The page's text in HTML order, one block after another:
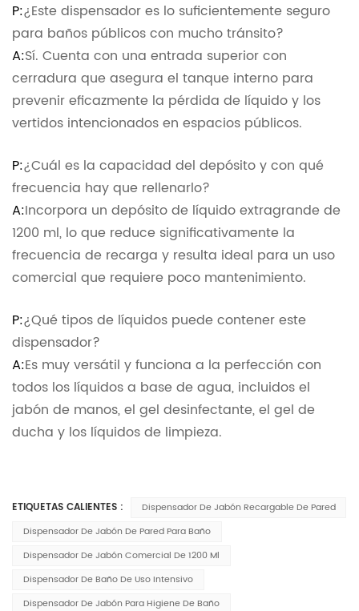
P:¿Este dispensador es lo suficientemente seguro
para baños públicos con mucho tránsito?
A:Sí. Cuenta con una entrada superior con
cerradura que asegura el tanque interno para
prevenir eficazmente la pérdida de líquido y los
vertidos intencionados en espacios públicos.
P:¿Cuál es la capacidad del depósito y con qué
frecuencia hay que rellenarlo?
A:Incorpora un depósito de líquido extragrande de
1200 ml, lo que reduce significativamente la
frecuencia de recarga y resulta ideal para un uso
comercial que requiere poco mantenimiento.
P:¿Qué tipos de líquidos puede contener este
dispensador?
A:Es muy versátil y funciona a la perfección con
todos los líquidos a base de agua, incluidos el
jabón de manos, el gel desinfectante, el gel de
ducha y los líquidos de limpieza.
ETIQUETAS CALIENTES :
Dispensador De Jabón Recargable De Pared
Dispensador De Jabón De Pared Para Baño
Dispensador De Jabón Comercial De 1200 Ml
Dispensador De Baño De Uso Intensivo
Dispensador De Jabón Para Higiene De Baño